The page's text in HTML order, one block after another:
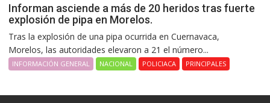
Informan asciende a más de 20 heridos tras fuerte
explosión de pipa en Morelos.
Tras la explosión de una pipa ocurrida en Cuernavaca,
Morelos, las autoridades elevaron a 21 el número...
INFORMACIÓN GENERAL NACIONAL POLICIACA PRINCIPALES